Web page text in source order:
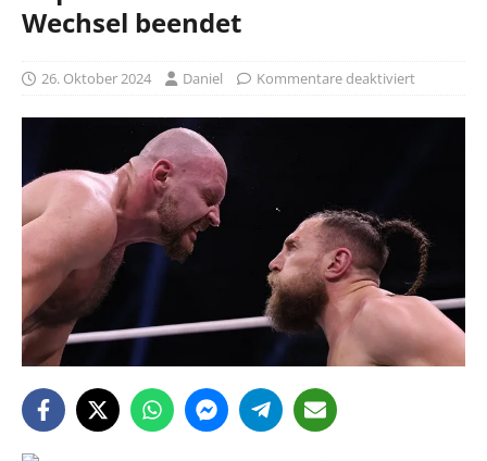
Wechsel beendet
26. Oktober 2024 Daniel Kommentare deaktiviert